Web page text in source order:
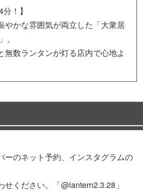
！】
やかな雰囲気が両立した「大衆居
。
無数ランタンが灯る店内で心地よ
ーのネット予約、インスタグラムの
ください。「@lantern2.3.28」